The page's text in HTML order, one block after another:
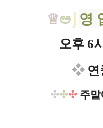
♕ಅ⌡ 영
오후 6
❖연
✣✣✣ 주말